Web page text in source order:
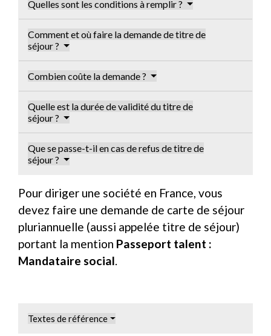
Quelles sont les conditions à remplir ?
Comment et où faire la demande de titre de
séjour ?
Combien coûte la demande ?
Quelle est la durée de validité du titre de
séjour ?
Que se passe-t-il en cas de refus de titre de
séjour ?
Pour diriger une société en France, vous
devez faire une demande de carte de séjour
pluriannuelle (aussi appelée titre de séjour)
portant la mention Passeport talent :
Mandataire social.
Textes de référence